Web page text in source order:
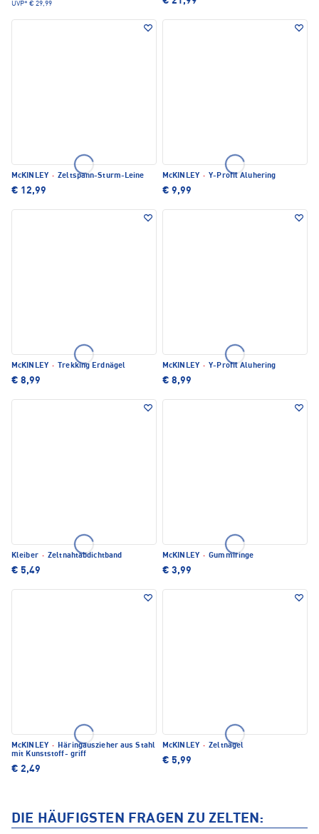
UVP* € 29,99
McKINLEY · Zeltspann-Sturm-Leine
€ 12,99
McKINLEY · Y-Profil Aluhering
€ 9,99
McKINLEY · Trekking Erdnägel
€ 8,99
McKINLEY · Y-Profil Aluhering
€ 8,99
Kleiber · Zeltnahtabdichtband
€ 5,49
McKINLEY · Gummiringe
€ 3,99
McKINLEY · Häringauszieher aus Stahl
mit Kunststoff- griff
€ 2,49
McKINLEY · Zeltnägel
€ 5,99
DIE HÄUFIGSTEN FRAGEN ZU ZELTEN: